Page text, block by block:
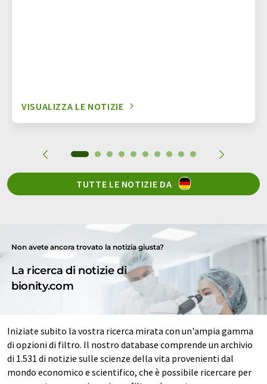
VISUALIZZA LE NOTIZIE
TUTTE LE NOTIZIE DA
Non avete ancora trovato la notizia giusta?
La ricerca di notizie di
bionity.com
Iniziate subito la vostra ricerca mirata con un'ampia gamma
di opzioni di filtro. Il nostro database comprende un archivio
di 1.531 di notizie sulle scienze della vita provenienti dal
mondo economico e scientifico, che è possibile ricercare per